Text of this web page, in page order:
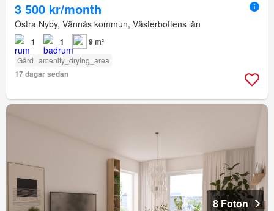
3 500 kr/month
Östra Nyby, Vännäs kommun, Västerbottens län
1 1 9 m²
Gård amenity_drying_area
17 dagar sedan
8 Foton